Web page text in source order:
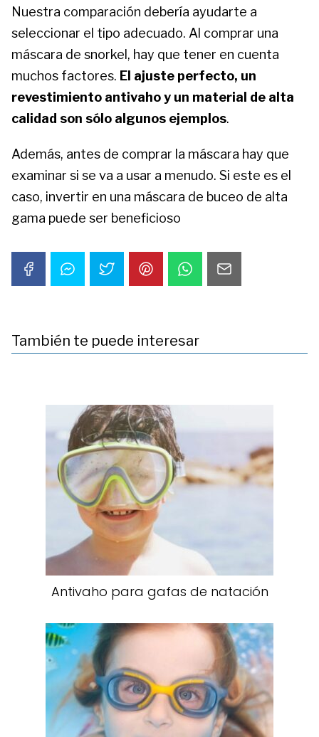
Nuestra comparación debería ayudarte a
seleccionar el tipo adecuado. Al comprar una
máscara de snorkel, hay que tener en cuenta
muchos factores. El ajuste perfecto, un
revestimiento antivaho y un material de alta
calidad son sólo algunos ejemplos.
Además, antes de comprar la máscara hay que
examinar si se va a usar a menudo. Si este es el
caso, invertir en una máscara de buceo de alta
gama puede ser beneficioso
También te puede interesar
Antivaho para gafas de natación